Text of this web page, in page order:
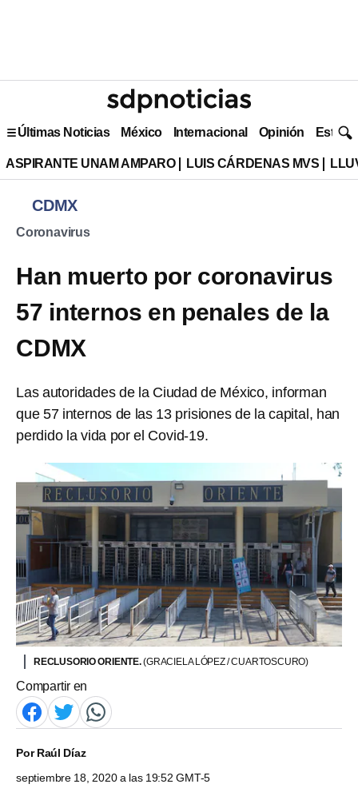
Últimas Noticias México Internacional Opinión Estilo
ASPIRANTE UNAM AMPARO LUIS CÁRDENAS MVS
CDMX
Coronavirus
Han muerto por coronavirus
57 internos en penales de la
CDMX
Las autoridades de la Ciudad de México, informan
que 57 internos de las 13 prisiones de la capital, han
perdido la vida por el Covid-19.
RECLUSORIO ORIENTE.(GRACIELA LÓPEZ / CUARTOSCURO)
Compartir en
PorRaúl Díaz
septiembre 18, 2020 a las 19:52 GMT-5